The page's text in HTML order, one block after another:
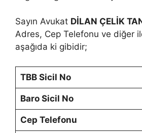
Sayın Avukat DİLAN ÇELİK
Adres, Cep Telefonu ve diğer
aşağıda ki gibidir;
TBB Sicil No
Baro Sicil No
Cep Telefonu